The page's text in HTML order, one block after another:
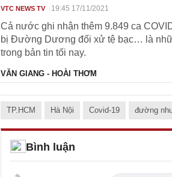
VTC NEWS TV 19:45 17/11/2021
Cả nước ghi nhận thêm 9.849 ca
bị Đường Dương đối xử tệ bạc… là
trong bản tin tối nay.
VĂN GIANG - HOÀI THƠM
TP.HCM Hà Nội Covid-19 đường
Bình luận